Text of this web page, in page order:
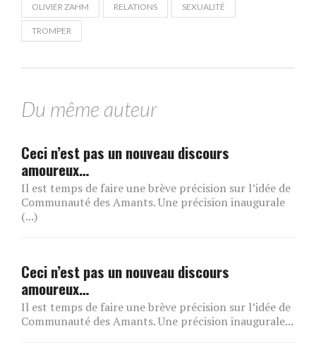
OLIVIER ZAHM RELATIONS SEXUALITÉ
TROMPER
Du même auteur
Ceci n’est pas un nouveau discours
amoureux…
Il est temps de faire une brève précision sur l’idée de
Communauté des Amants. Une précision inaugurale
(...)
Ceci n’est pas un nouveau discours
amoureux…
Il est temps de faire une brève précision sur l’idée de
Communauté des Amants. Une précision inaugurale...